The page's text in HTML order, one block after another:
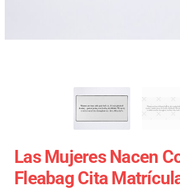
Las Mujeres Nacen
Fleabag Cita